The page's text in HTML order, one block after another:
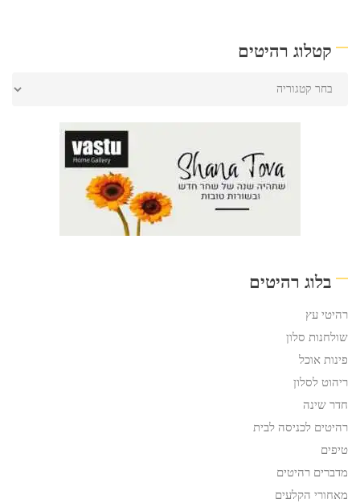
קטלוג רהיטים
בלוג רהיטים
רהיטי עץ
שולחנות סלון
פינות אוכל
ריהוט לסלון
חדר שינה
רהיטים לכניסה לבית
טיפים
מדברים רהיטים
מאחורי הקלעים